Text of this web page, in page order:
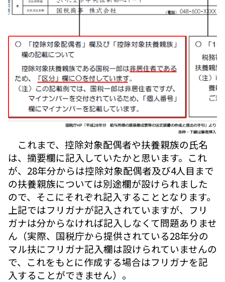
これまで、控除対象配偶者や扶養親族の氏名
は、摘要欄に記入していたかと思います。これ
が、28年分からは控除対象配偶者及び4人目まで
の扶養親族については別途欄が設けられました
ので、そこにそれぞれ記入することとなります。
上記ではフリガナが記入されていますが、フリ
ガナは分からなければ記入しなくて問題ありませ
ん（実際、国税庁から提供されている28年分の
マル扶にフリガナ記入欄は設けられていませんの
で、これをもとに作成する場合はフリガナを記
入することができません）。